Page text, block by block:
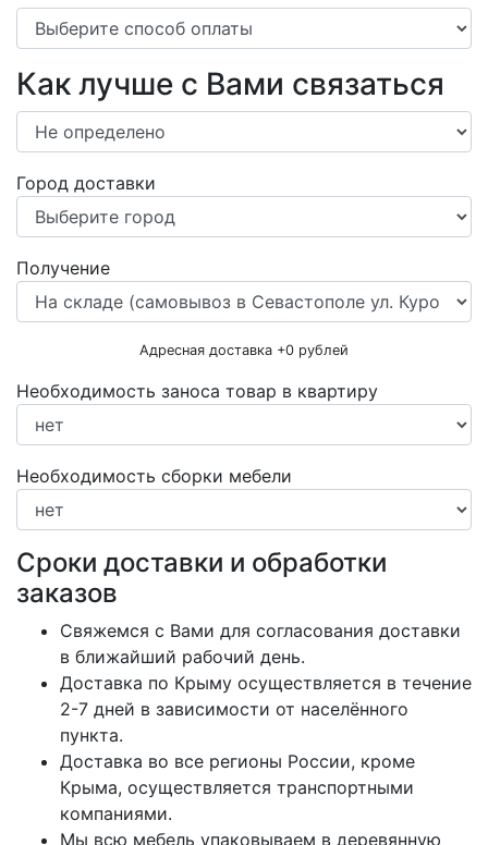
Как лучше с Вами связаться
Город доставки
Получение
Адресная доставка +0 рублей
Необходимость заноса товар в квартиру
Необходимость сборки мебели
Сроки доставки и обработки
заказов
Свяжемся с Вами для согласования доставки
в ближайший рабочий день.
Доставка по Крыму осуществляется в течение
2-7 дней в зависимости от населённого
пункта.
Доставка во все регионы России, кроме
Крыма, осуществляется транспортными
компаниями.
Мы всю мебель упаковываем в деревянную